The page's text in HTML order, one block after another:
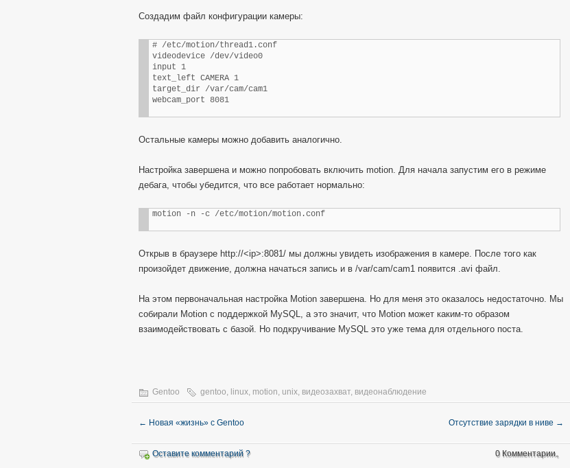
Создадим файл конфигурации камеры:
# /etc/motion/thread1.conf
videodevice /dev/video0
input 1
text_left CAMERA 1
target_dir /var/cam/cam1
webcam_port 8081
Остальные камеры можно добавить аналогично.
Настройка завершена и можно попробовать включить motion. Для начала запустим его в режиме
дебага, чтобы убедится, что все работает нормально:
motion -n -c /etc/motion/motion.conf
Открыв в браузере http://<ip>:8081/ мы должны увидеть изображения в камере. После того как
произойдет движение, должна начаться запись и в /var/cam/cam1 появится .avi файл.
На этом первоначальная настройка Motion завершена. Но для меня это оказалось недостаточно. Мы
собирали Motion с поддержкой MySQL, а это значит, что Motion может каким-то образом
взаимодействовать с базой. Но подкручивание MySQL это уже тема для отдельного поста.
Gentoo gentoo, linux, motion, unix, видеозахват, видеонаблюдение
← Новая «жизнь» с Gentoo Отсутствие зарядки в ниве →
Оставите комментарий ? 0 Комментарии。